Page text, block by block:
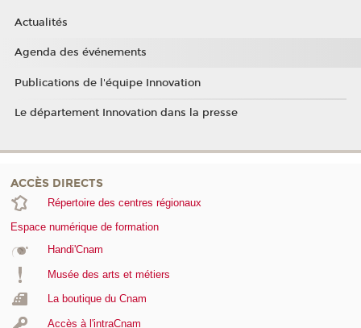
Actualités
Agenda des événements
Publications de l'équipe Innovation
Le département Innovation dans la presse
ACCÈS DIRECTS
Répertoire des centres régionaux
Espace numérique de formation
Handi'Cnam
Musée des arts et métiers
La boutique du Cnam
Accès à l'intraCnam